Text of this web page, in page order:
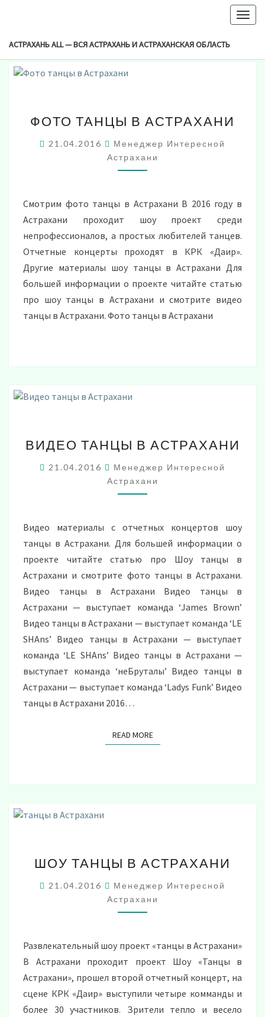
АСТРАХАНЬ ALL — ВСЯ АСТРАХАНЬ И АСТРАХАНСКАЯ ОБЛАСТЬ
Метка:Танцы Астрахань
ТАНЦЫ
АСТРАХАНИ
ФОТО ТАНЦЫ В АСТРАХАНИ
21.04.2016
Менеджер Интересной
Астрахани
Смотрим фото танцы в Астрахани В 2016 году в
Астрахани проходит шоу проект среди
непрофессионалов, а простых любителей танцев.
Отчетные концерты проходят в КРК «Даир».
Другие материалы шоу танцы в Астрахани Для
большей информации о проекте читайте статью
про шоу танцы в Астрахани и смотрите видео
танцы в Астрахани. Фото танцы в Астрахани
ТАНЦЫ
АСТРАХАНИ
ВИДЕО ТАНЦЫ В АСТРАХАНИ
21.04.2016
Менеджер Интересной
Астрахани
Видео материалы с отчетных концертов шоу
танцы в Астрахани. Для большей информации о
проекте читайте статью про Шоу танцы в
Астрахани и смотрите фото танцы в Астрахани.
Видео танцы в Астрахани Видео танцы в
Астрахани — выступает команда ‘James Brown’
Видео танцы в Астрахани — выступает команда ‘LE
SHAns’ Видео танцы в Астрахани — выступает
команда ‘LE SHAns’ Видео танцы в Астрахани —
выступает команда ‘неБруталы’ Видео танцы в
Астрахани — выступает команда ‘Ladys Funk’ Видео
танцы в Астрахани 2016…
READ MOREREAD MORE
ТАНЦЫ
АСТРАХАНИ
ШОУ ТАНЦЫ В АСТРАХАНИ
21.04.2016
Менеджер Интересной
Астрахани
Развлекательный шоу проект «танцы в Астрахани»
В Астрахани проходит проект Шоу «Танцы в
Астрахани», прошел второй отчетный концерт, на
сцене КРК «Даир» выступили четыре комманды и
более 30 участников. Зрители тепло и весело